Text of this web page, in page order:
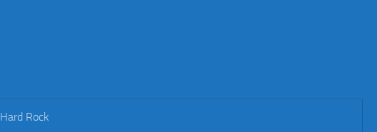
Hard Rock